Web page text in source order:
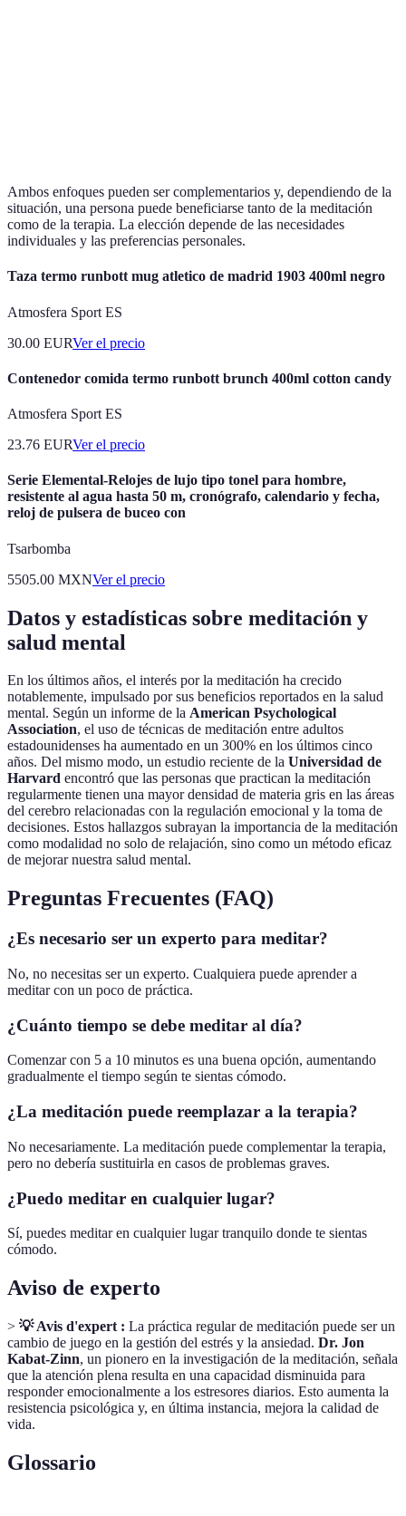
Ambos enfoques pueden ser complementarios y, dependiendo de la
situación, una persona puede beneficiarse tanto de la meditación
como de la terapia. La elección depende de las necesidades
individuales y las preferencias personales.
Taza termo runbott mug atletico de madrid 1903 400ml negro
Atmosfera Sport ES
30.00 EURVer el precio
Contenedor comida termo runbott brunch 400ml cotton candy
Atmosfera Sport ES
23.76 EURVer el precio
Serie Elemental-Relojes de lujo tipo tonel para hombre,
resistente al agua hasta 50 m, cronógrafo, calendario y fecha,
reloj de pulsera de buceo con
Tsarbomba
5505.00 MXNVer el precio
Datos y estadísticas sobre meditación y
salud mental
En los últimos años, el interés por la meditación ha crecido
notablemente, impulsado por sus beneficios reportados en la salud
mental. Según un informe de la American Psychological
Association, el uso de técnicas de meditación entre adultos
estadounidenses ha aumentado en un 300% en los últimos cinco
años. Del mismo modo, un estudio reciente de la Universidad de
Harvard encontró que las personas que practican la meditación
regularmente tienen una mayor densidad de materia gris en las áreas
del cerebro relacionadas con la regulación emocional y la toma de
decisiones. Estos hallazgos subrayan la importancia de la meditación
como modalidad no solo de relajación, sino como un método eficaz
de mejorar nuestra salud mental.
Preguntas Frecuentes (FAQ)
¿Es necesario ser un experto para meditar?
No, no necesitas ser un experto. Cualquiera puede aprender a
meditar con un poco de práctica.
¿Cuánto tiempo se debe meditar al día?
Comenzar con 5 a 10 minutos es una buena opción, aumentando
gradualmente el tiempo según te sientas cómodo.
¿La meditación puede reemplazar a la terapia?
No necesariamente. La meditación puede complementar la terapia,
pero no debería sustituirla en casos de problemas graves.
¿Puedo meditar en cualquier lugar?
Sí, puedes meditar en cualquier lugar tranquilo donde te sientas
cómodo.
Aviso de experto
> 💡 Avis d'expert : La práctica regular de meditación puede ser un
cambio de juego en la gestión del estrés y la ansiedad. Dr. Jon
Kabat-Zinn, un pionero en la investigación de la meditación, señala
que la atención plena resulta en una capacidad disminuida para
responder emocionalmente a los estresores diarios. Esto aumenta la
resistencia psicológica y, en última instancia, mejora la calidad de
vida.
Glossario